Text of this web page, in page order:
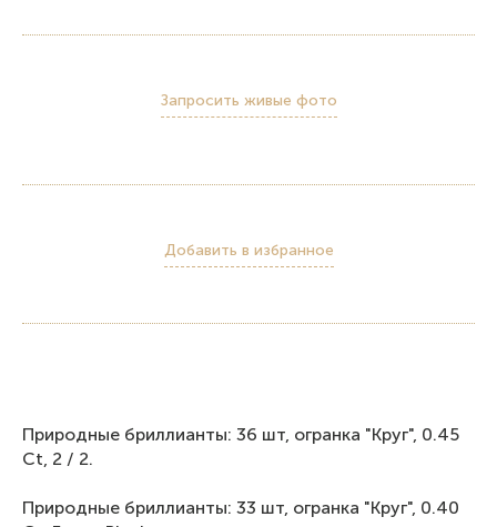
Запросить живые фото
Добавить в избранное
Природные бриллианты: 36 шт, огранка "Круг", 0.45
Ct, 2 / 2.
Природные бриллианты: 33 шт, огранка "Круг", 0.40